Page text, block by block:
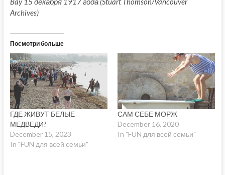
Archives)
Посмотри больше
ГДЕ ЖИВУТ БЕЛЫЕ
МЕДВЕДИ?
December 15, 2023
In "FUN для всей семьи"
САМ СЕБЕ МОРЖ
December 16, 2020
In "FUN для всей семьи"